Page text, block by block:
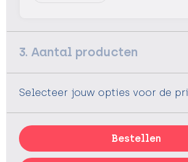
3. Aantal producten
Selecteer jouw opties voor de
Bestellen